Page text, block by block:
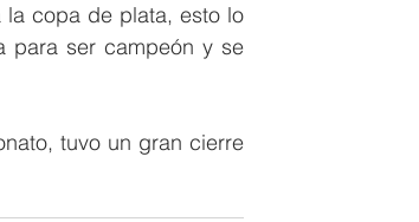
la copa de plata, esto lo
para ser campeón y se
tuvo un gran cierre